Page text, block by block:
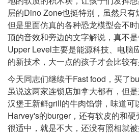
层的Dino Zone也挺特别，虽然只有
但是里面仿真的各种恐龙模型会不
顶的音效和旁边的文字解说，真不
Upper Level主要是能源科技、电脑
的新技术，大一点的孩子才会比较有
今天同志们继续干Fast food，买了
虽说这两家连锁店加拿大都有，但
汉堡王新鲜grill的牛肉馅饼，味道可
Harvey's的burger，还有软皮的和
很适中，就是不大，还没有照相就